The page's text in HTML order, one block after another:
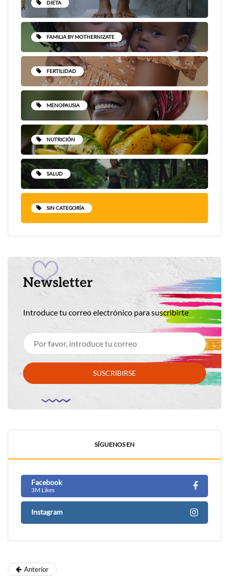
DIETA
FAMILIA BY MOTHERNIZATE
FERTILIDAD
MENOPAUSIA
NUTRICIÓN
SALUD
SIN CATEGORÍA
Newsletter
Introduce tu correo electrónico para suscribirte
SUSCRIBIRSE
SÍGUENOS EN
Facebook
3M Likes
Instagram
Anterior